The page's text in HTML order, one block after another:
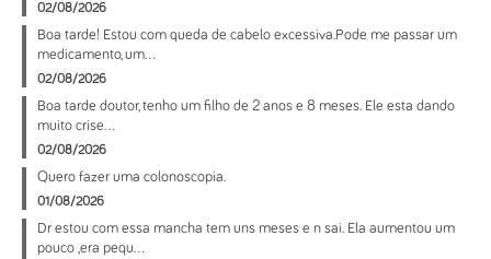
02/08/2026
Boa tarde! Estou com queda de cabelo excessiva.Pode me passar um
medicamento, um...
02/08/2026
Boa tarde doutor, tenho um filho de 2 anos e 8 meses. Ele esta dando
muito crise...
02/08/2026
Quero fazer uma colonoscopia.
01/08/2026
Dr estou com essa mancha tem uns meses e n sai. Ela aumentou um
pouco ,era pequ...